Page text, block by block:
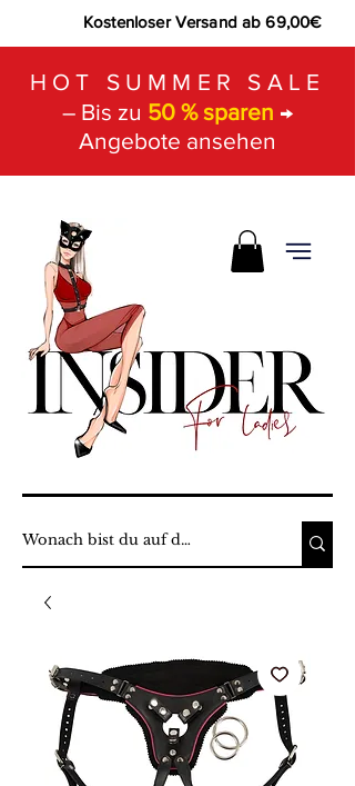
Kostenloser Versand ab 69,00€
HOT SUMMER SALE
– Bis zu 50 % sparen →
Angebote ansehen